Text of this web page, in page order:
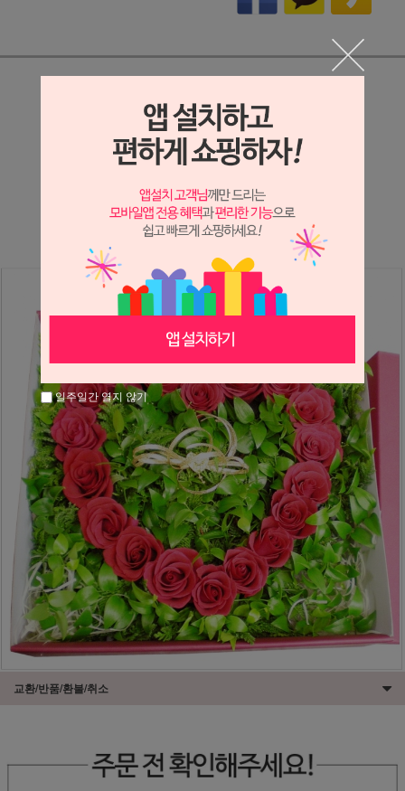
상세정보 새창 열기
상세 정보를 확대해 보실 수 있습니다.
※ 필독해주세요 ※
장미는 시세 변동에 따라 가격이 달라질 수 있으니
문의 후 주문 바랍니다.
교환/반품/환불/취소
일주일간 열지 않기